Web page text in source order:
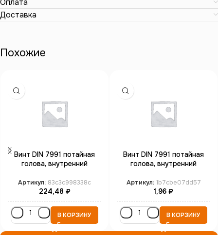
Оплата
Доставка
Похожие
Винт DIN 7991 потайная
голова, внутренний
кл.пр. 10.9 бп
Артикул: 83c3c998338c
224,48 ₽
В КОРЗИНУ
Винт DIN 7991 потайная
голова, внутренний
8.8 бп
Артикул: 1b7cbe07dd57
1,96 ₽
В КОРЗИНУ